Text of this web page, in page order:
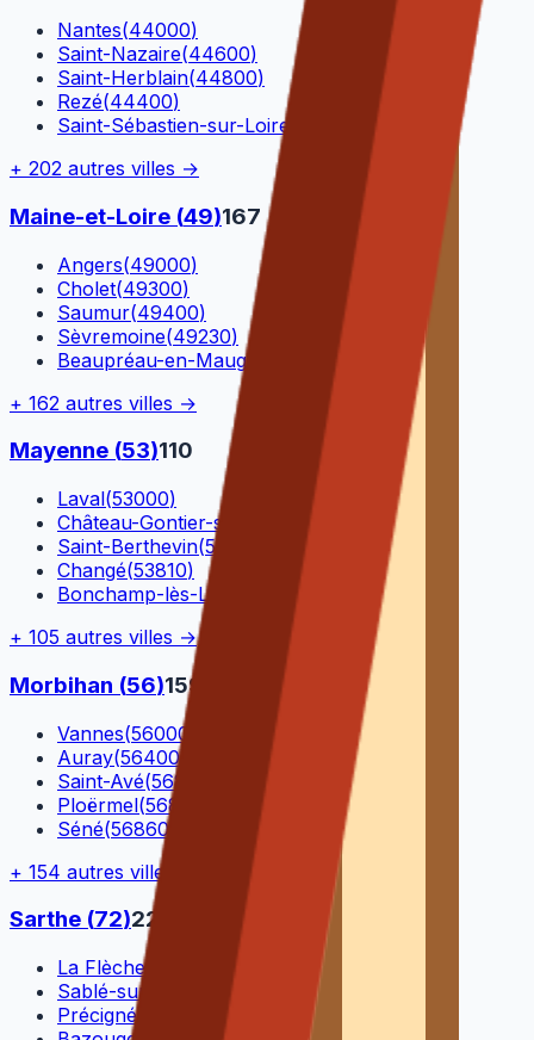
Nantes(44000)
Saint-Nazaire(44600)
Saint-Herblain(44800)
Rezé(44400)
Saint-Sébastien-sur-Loire
+ 202 autres villes →
Maine-et-Loire (49)167
Angers(49000)
Cholet(49300)
Saumur(49400)
Sèvremoine(49230)
Beaupréau-en-Mauges
+ 162 autres villes →
Mayenne (53)110
Laval(53000)
Château-Gontier-sur-Mayenne
53200
Saint-Berthevin(53940
Changé(53810)
Bonchamp-lès-Laval
53960
+ 105 autres villes →
Morbihan (56)159
Vannes(56000
Auray(56400)
Saint-Avé(56890
Ploërmel(56800
Séné(56860
+ 154 autres villes →
Sarthe (72)22
La Flèche
Sablé-sur-Sarthe
72300
Précigné